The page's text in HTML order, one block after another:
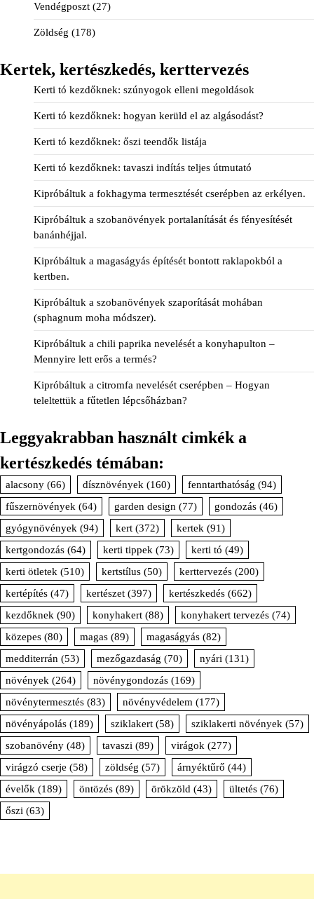
Vendégposzt (27)
Zöldség (178)
Kertek, kertészkedés, kerttervezés
Kerti tó kezdőknek: szúnyogok elleni megoldások
Kerti tó kezdőknek: hogyan kerüld el az algásodást?
Kerti tó kezdőknek: őszi teendők listája
Kerti tó kezdőknek: tavaszi indítás teljes útmutató
Kipróbáltuk a fokhagyma termesztését cserépben az erkélyen.
Kipróbáltuk a szobanövények portalanítását és fényesítését
banánhéjjal.
Kipróbáltuk a magaságyás építését bontott raklapokból a
kertben.
Kipróbáltuk a szobanövények szaporítását mohában
(sphagnum moha módszer).
Kipróbáltuk a chili paprika nevelését a konyhapulton –
Mennyire lett erős a termés?
Kipróbáltuk a citromfa nevelését cserépben – Hogyan
teleltettük a fűtetlen lépcsőházban?
Leggyakrabban használt cimkék a
kertészkedés témában:
alacsony (66) dísznövények (160) fenntarthatóság (94)
fűszernövények (64) garden design (77) gondozás (46)
gyógynövények (94) kert (372) kertek (91)
kertgondozás (64) kerti tippek (73) kerti tó (49)
kerti ötletek (510) kertstílus (50) kerttervezés (200)
kertépítés (47) kertészet (397) kertészkedés (662)
kezdőknek (90) konyhakert (88) konyhakert tervezés (74)
közepes (80) magas (89) magaságyás (82)
medditerrán (53) mezőgazdaság (70) nyári (131)
növények (264) növénygondozás (169)
növénytermesztés (83) növényvédelem (177)
növényápolás (189) sziklakert (58) sziklakerti növények (57)
szobanövény (48) tavaszi (89) virágok (277)
virágzó cserje (58) zöldség (57) árnyéktűrő (44)
évelők (189) öntözés (89) örökzöld (43) ültetés (76)
őszi (63)